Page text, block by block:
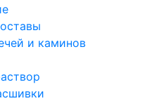
и каминов